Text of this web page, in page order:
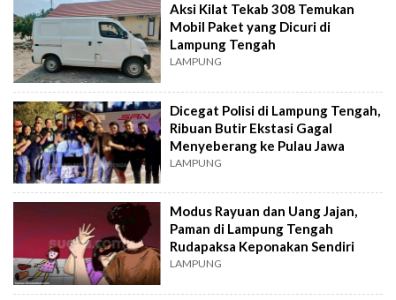
Aksi Kilat Tekab 308 Temukan
Mobil Paket yang Dicuri di
Lampung Tengah
LAMPUNG
Dicegat Polisi di Lampung Tengah,
Ribuan Butir Ekstasi Gagal
Menyeberang ke Pulau Jawa
LAMPUNG
Modus Rayuan dan Uang Jajan,
Paman di Lampung Tengah
Rudapaksa Keponakan Sendiri
LAMPUNG